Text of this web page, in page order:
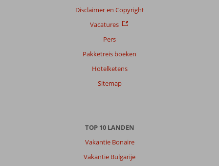
Disclaimer en Copyright
Vacatures
Pers
Pakketreis boeken
Hotelketens
Sitemap
TOP 10 LANDEN
Vakantie Bonaire
Vakantie Bulgarije